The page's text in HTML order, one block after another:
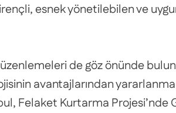
esnek yönetilebilen ve
de göz önünde
avantajlarından
Kurtarma Projesi’nde